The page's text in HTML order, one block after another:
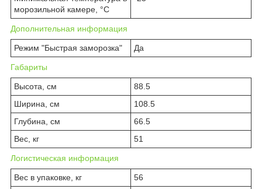
морозильной камере, °C
Дополнительная информация
Режим "Быстрая заморозка" Да
Габариты
Высота, см
88.5
Ширина, см
108.5
Глубина, см
66.5
Вес, кг
51
Логистическая информация
Вес в упаковке, кг
56